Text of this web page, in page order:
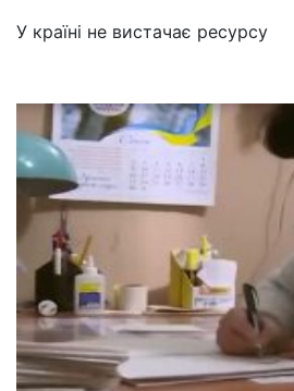
У країні не вистачає ресурсу